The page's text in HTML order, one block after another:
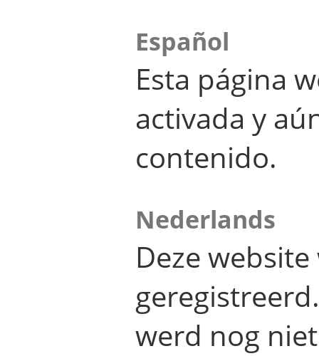
Español
Esta página
activada y
contenido.
Nederlands
Deze
werd nog